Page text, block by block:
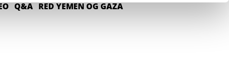
Q&A RED YEMEN OG GAZA